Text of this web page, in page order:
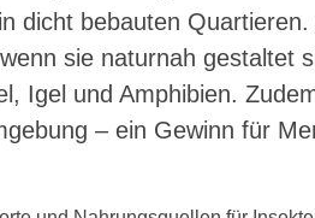
dicht bebauten
sie naturnah gestaltet
Igel und Amphibien.
– ein Gewinn für